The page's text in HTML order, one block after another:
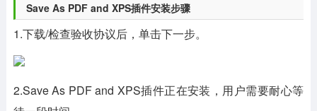
Save As PDF and XPS插件安装步骤
1.下载/检查验收协议后，单击下一步。
2.Save As PDF and XPS插件正在安装，用户需要耐心等